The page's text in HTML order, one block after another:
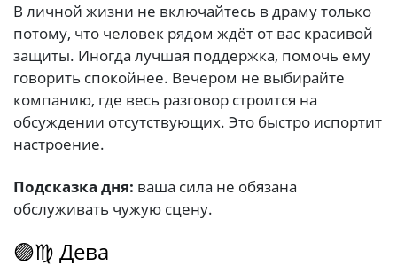
В личной жизни не включайтесь в драму только
потому, что человек рядом ждёт от вас красивой
защиты. Иногда лучшая поддержка, помочь ему
говорить спокойнее. Вечером не выбирайте
компанию, где весь разговор строится на
обсуждении отсутствующих. Это быстро испортит
настроение.
Подсказка дня: ваша сила не обязана
обслуживать чужую сцену.
🟣♍ Дева